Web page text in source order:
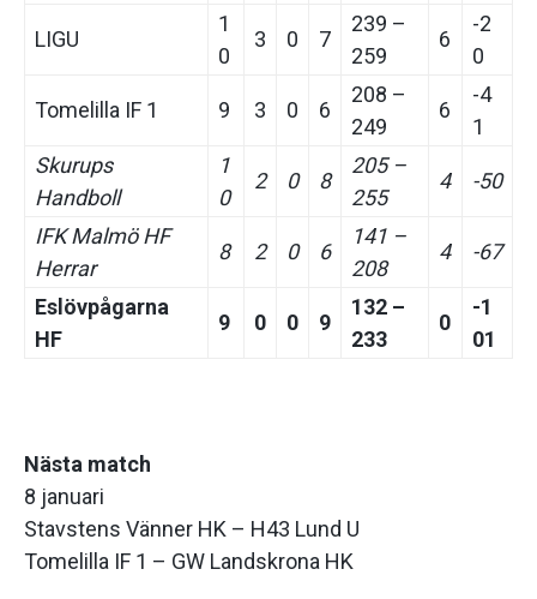
LIGU
1
0
3 0 7
239 –
259
6
-2
0
Tomelilla IF 1 9 3 0 6
208 –
249
6
-4
1
Skurups
Handboll
1
0
2 0 8
205 –
255
4 -50
IFK Malmö HF
Herrar
8 2 0 6
141 –
208
4 -67
Eslövpågarna
HF
9 0 0 9
132 –
233
0
-1
01
Nästa match
8 januari
Stavstens Vänner HK – H43 Lund U
Tomelilla IF 1 – GW Landskrona HK